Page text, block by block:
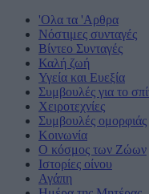
'Ολα τα 'Αρθρα
Νόστιμες συνταγές
Βίντεο Συνταγές
Καλή ζωή
Υγεία και Ευεξία
Συμβουλές για το
Χειροτεχνίες
Συμβουλές ομορφιάς
Κοινωνία
Ο κόσμος των Ζώων
Ιστορίες οίνου
Αγάπη